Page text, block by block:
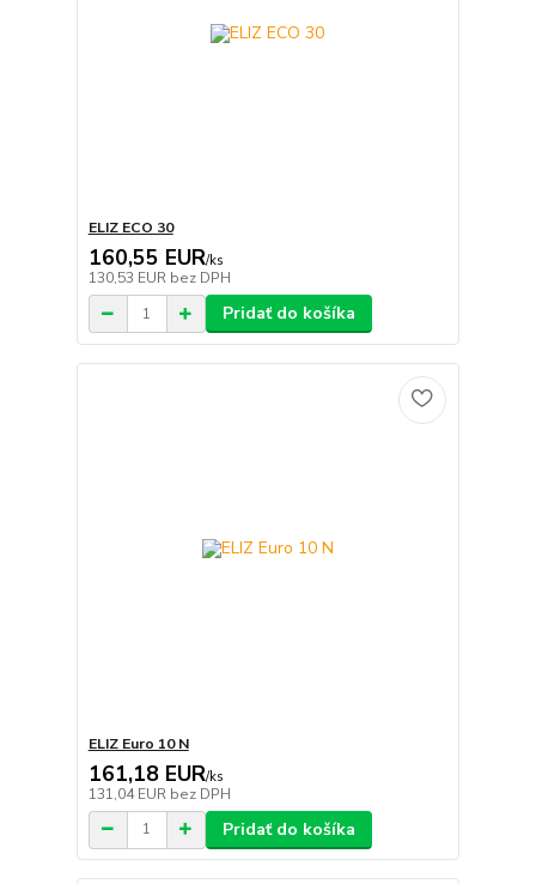
ELIZ ECO 30
160,55 EUR/ks
130,53 EUR bez DPH
Pridať do košíka
ELIZ Euro 10 N
161,18 EUR/ks
131,04 EUR bez DPH
Pridať do košíka